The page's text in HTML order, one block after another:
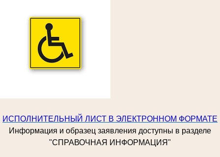
ИСПОЛНИТЕЛЬНЫЙ ЛИСТ В ЭЛЕКТРОННОМ ФОРМАТЕ
Информация и образец заявления доступны в разделе
"СПРАВОЧНАЯ ИНФОРМАЦИЯ"